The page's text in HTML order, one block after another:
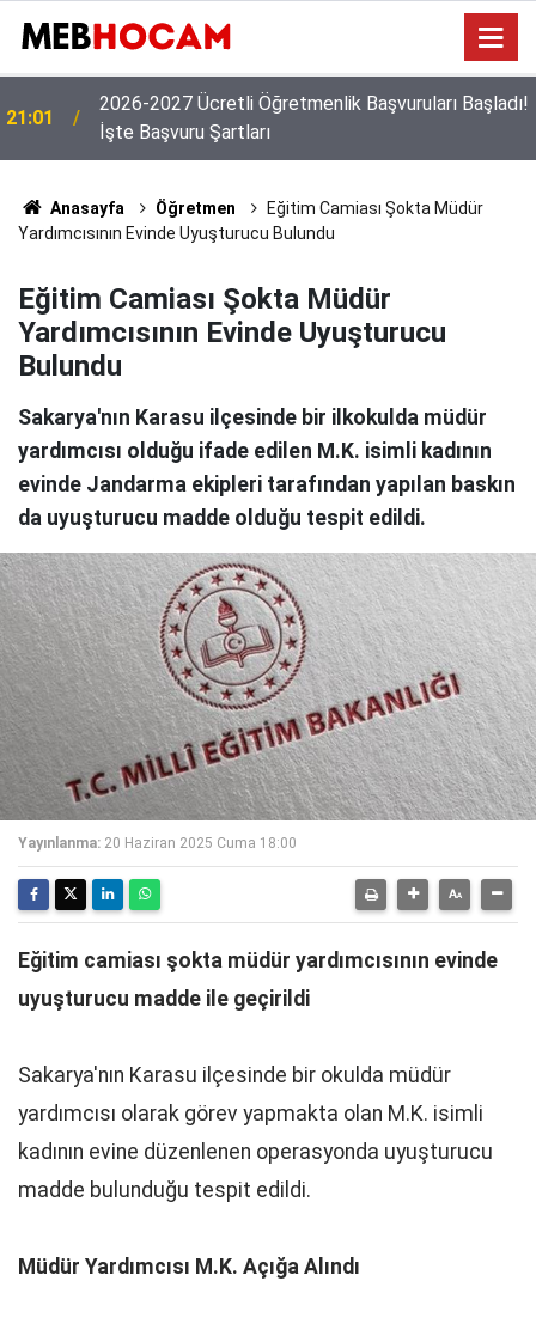
19:02 MEB'den Yeni Ücretli Öğretmen Açıklaması
Anasayfa Öğretmen
Eğitim Camiası Şokta Müdür
Yardımcısının Evinde Uyuşturucu Bulundu
Eğitim Camiası Şokta Müdür
Yardımcısının Evinde Uyuşturucu
Bulundu
Sakarya'nın Karasu ilçesinde bir ilkokulda müdür
yardımcısı olduğu ifade edilen M.K. isimli kadının
evinde Jandarma ekipleri tarafından yapılan baskın
da uyuşturucu madde olduğu tespit edildi.
Yayınlanma: 20 Haziran 2025 Cuma 18:00
Eğitim camiası şokta müdür yardımcısının evinde
uyuşturucu madde ile geçirildi
Sakarya'nın Karasu ilçesinde bir okulda müdür
yardımcısı olarak görev yapmakta olan M.K. isimli
kadının evine düzenlenen operasyonda uyuşturucu
madde bulunduğu tespit edildi.
Müdür Yardımcısı M.K. Açığa Alındı